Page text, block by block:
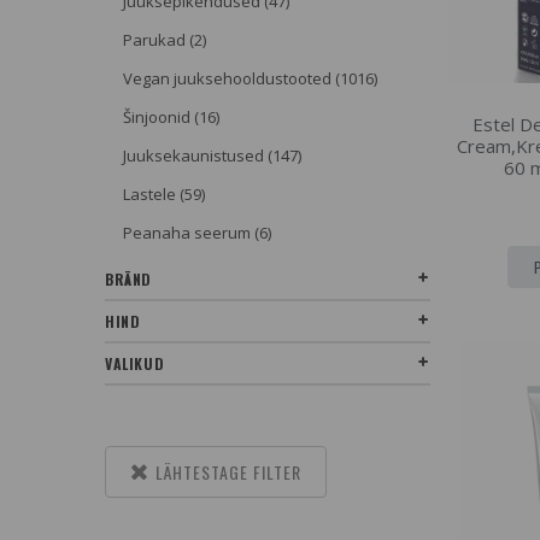
Estel
60
Parukad (2)
Vegan juuksehooldustooted (1016)
Šinjoonid (16)
Juuksekaunistused (147)
Lastele (59)
Peanaha seerum (6)
BRÄND
HIND
VALIKUD
LÄHTESTAGE FILTER